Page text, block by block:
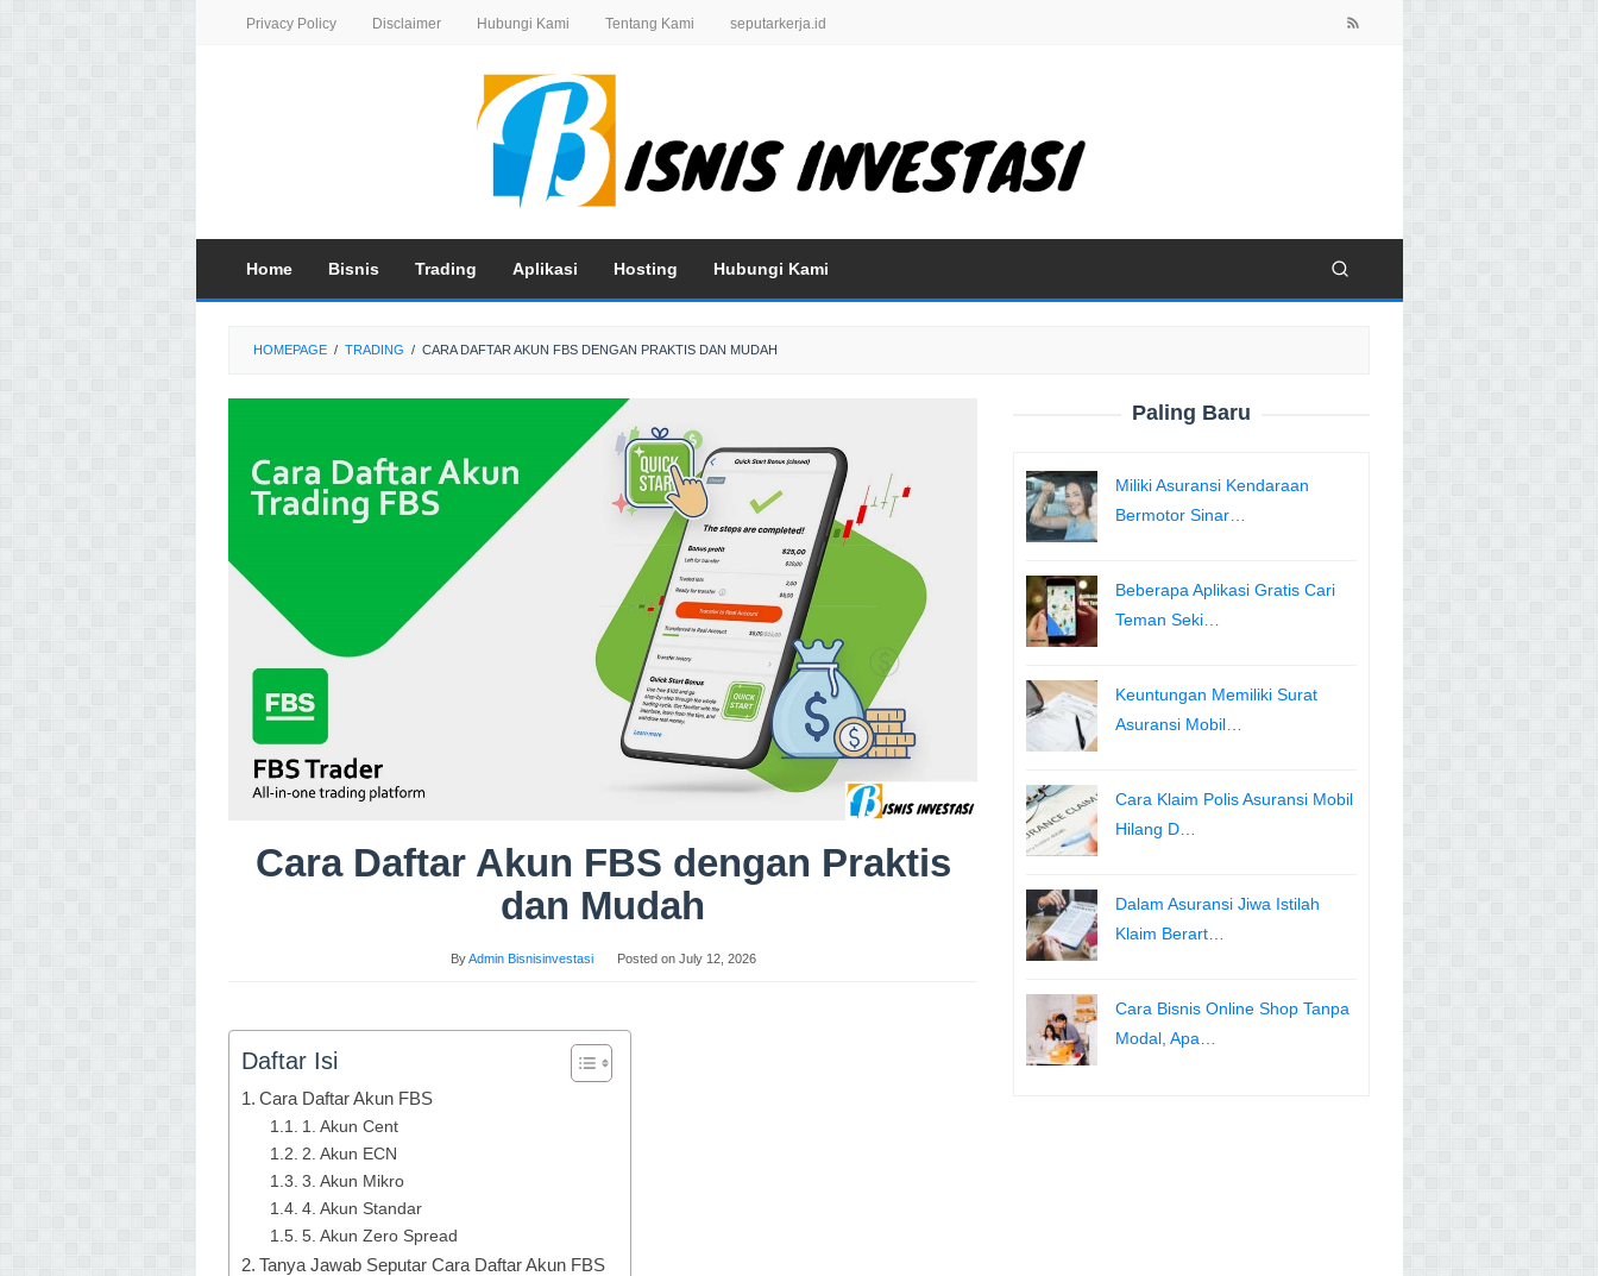
Privacy Policy Disclaimer Hubungi Kami Tentang Kami seputarkerja.id
Home Bisnis Trading Aplikasi Hosting Hubungi Kami
HOMEPAGE / TRADING / CARA DAFTAR AKUN FBS DENGAN PRAKTIS DAN MUDAH
Cara Daftar Akun FBS dengan Praktis
dan Mudah
ByAdmin Bisnisinvestasi Posted on July 12, 2026
Daftar Isi
Cara Daftar Akun FBS
1. Akun Cent
2. Akun ECN
3. Akun Mikro
4. Akun Standar
5. Akun Zero Spread
Tanya Jawab Seputar Cara Daftar Akun FBS
Paling Baru
Miliki Asuransi Kendaraan
Bermotor Sinar…
Beberapa Aplikasi Gratis Cari
Teman Seki…
Keuntungan Memiliki Surat
Asuransi Mobil…
Cara Klaim Polis Asuransi Mobil
Hilang D…
Dalam Asuransi Jiwa Istilah
Klaim Berart…
Cara Bisnis Online Shop Tanpa
Modal, Apa…